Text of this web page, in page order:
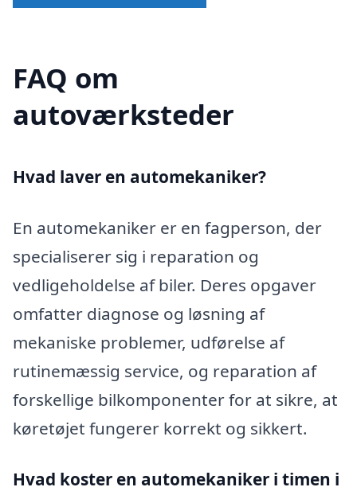
FAQ om
autoværksteder
Hvad laver en automekaniker?
En automekaniker er en fagperson, der
specialiserer sig i reparation og
vedligeholdelse af biler. Deres opgaver
omfatter diagnose og løsning af
mekaniske problemer, udførelse af
rutinemæssig service, og reparation af
forskellige bilkomponenter for at sikre, at
køretøjet fungerer korrekt og sikkert.
Hvad koster en automekaniker i timen i